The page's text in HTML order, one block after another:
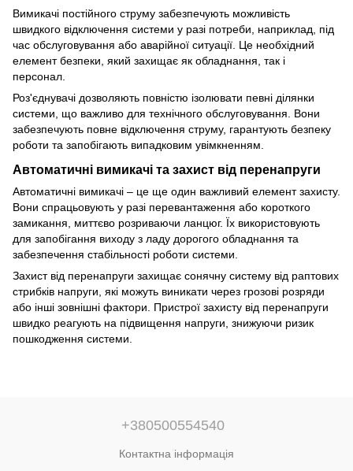
Вимикачі постійного струму забезпечують можливість
швидкого відключення системи у разі потреби, наприклад, під
час обслуговування або аварійної ситуації. Це необхідний
елемент безпеки, який захищає як обладнання, так і
персонал.
Роз'єднувачі дозволяють повністю ізолювати певні ділянки
системи, що важливо для технічного обслуговування. Вони
забезпечують повне відключення струму, гарантують безпеку
роботи та запобігають випадковим увімкненням.
Автоматичні вимикачі та захист від перенапруги
Автоматичні вимикачі – це ще один важливий елемент захисту.
Вони спрацьовують у разі перевантаження або короткого
замикання, миттєво розриваючи ланцюг. Їх використовують
для запобігання виходу з ладу дорогого обладнання та
забезпечення стабільності роботи системи.
Захист від перенапруги захищає сонячну систему від раптових
стрибків напруги, які можуть виникати через грозові розряди
або інші зовнішні фактори. Пристрої захисту від перенапруги
швидко реагують на підвищення напруги, знижуючи ризик
пошкодження системи.
+380500554540
Контактна інформація